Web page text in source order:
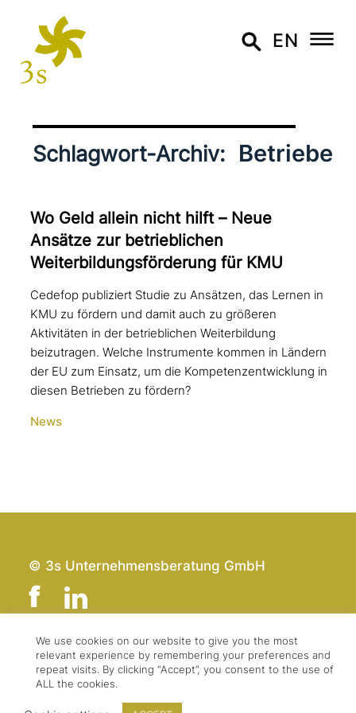
EN
Schlagwort-Archiv: Betriebe
Wo Geld allein nicht hilft – Neue
Ansätze zur betrieb­li­chen
Weiterbildungsförderung für KMU
Cedefop publiziert Studie zu Ansätzen, das Lernen in
KMU zu fördern und damit auch zu größeren
Aktivitäten in der betrieblichen Weiterbildung
beizutragen. Welche Instrumente kommen in Ländern
der EU zum Einsatz, um die Kompetenzentwicklung in
diesen Betrieben zu fördern?
News
© 3s Unternehmensberatung GmbH
Team
Kontakt
Impressum
We use cookies on our website to give you the most
relevant experience by remembering your preferences and
repeat visits. By clicking “Accept”, you consent to the use of
ALL the cookies.